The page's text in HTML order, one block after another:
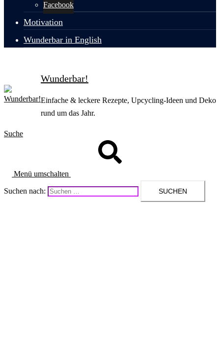
Facebook
Motivation
Wunderbar in English
Wunderbar!
Einfache & leckere Rezepte, Upcycling-Ideen und Deko
rund um das Jahr.
Suche
Menü umschalten
Suchen nach: